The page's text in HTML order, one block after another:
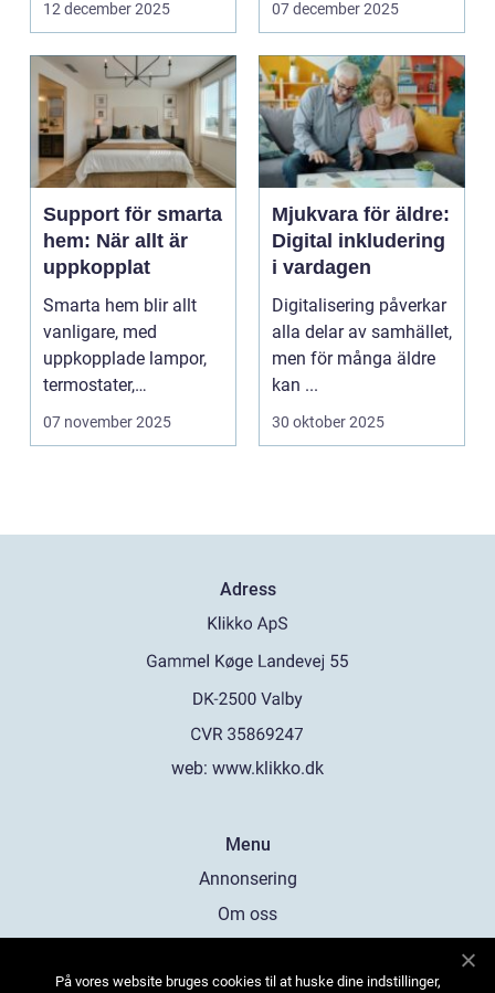
12 december 2025 07 december 2025
Support för smarta
hem: När allt är
uppkopplat
Smarta hem blir allt
vanligare, med
uppkopplade lampor,
termostater,
säkerhetskameror och
07 november 2025
Mjukvara för äldre:
Digital inkludering
i vardagen
Digitalisering påverkar
alla delar av samhället,
men för många äldre
kan ...
30 oktober 2025
Adress
web: www.klikko.dk
Menu
Annonsering
Om oss
Kontakta oss
På vores website bruges cookies til at huske dine indstillinger,